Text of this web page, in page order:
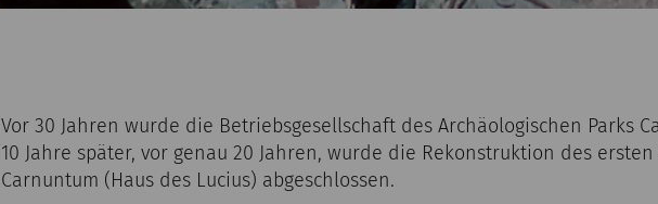
Vor 30 Jahren wurde die Betriebsgesellschaft des Archäologischen Parks
10 Jahre später, vor genau 20 Jahren, wurde die Rekonstruktion des ersten
Carnuntum (Haus des Lucius) abgeschlossen.